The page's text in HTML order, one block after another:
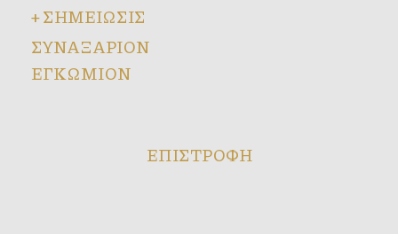
+ΣΗΜΕΙΩΣΙΣ
ΣΥΝΑΞΑΡΙΟΝ
ΕΓΚΩΜΙΟΝ
ΕΠΙΣΤΡΟΦΗ